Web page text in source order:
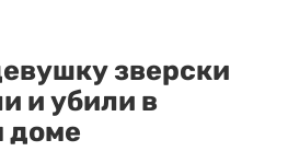
зверски
и убили в
доме